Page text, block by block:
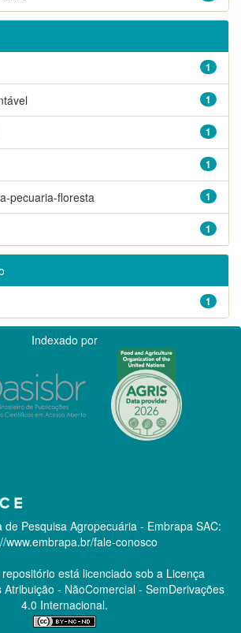
1
1
1
1
1
pecuaria-floresta
1
1
Indexado por
de Pesquisa Agropecuária - Embrapa SAC:
www.embrapa.br/fale-conosco
está licenciado sob a Licença
Atribuição - NãoComercial - SemDerivações
4.0 Internacional.